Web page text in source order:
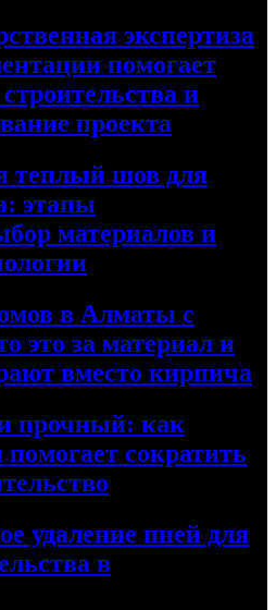
экспертиза
помогает
и
проекта
теплый шов для
этапы
материалов и
в Алматы с
это за материал и
вместо кирпича
прочный: как
сократить
удаление пней для
в